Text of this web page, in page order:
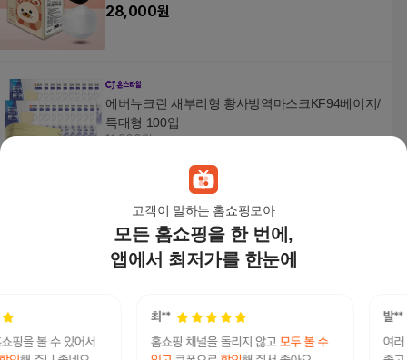
고객이 말하는 홈쇼핑모아
모든 홈쇼핑을 한 번에,
앱에서 최저가를 한눈에
28,000원
에버뉴크린 새부리형 황사방역마스크KF94베이지/
특대형 100입
11,900원
소울핏마스크 새부리형 황사 방역 마스크 KF94 50
매 (검정색/흰색/베이지)
22,900 원